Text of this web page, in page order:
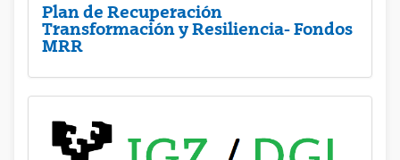
Plan de Recuperación
Transformación y Resiliencia- Fondos
MRR